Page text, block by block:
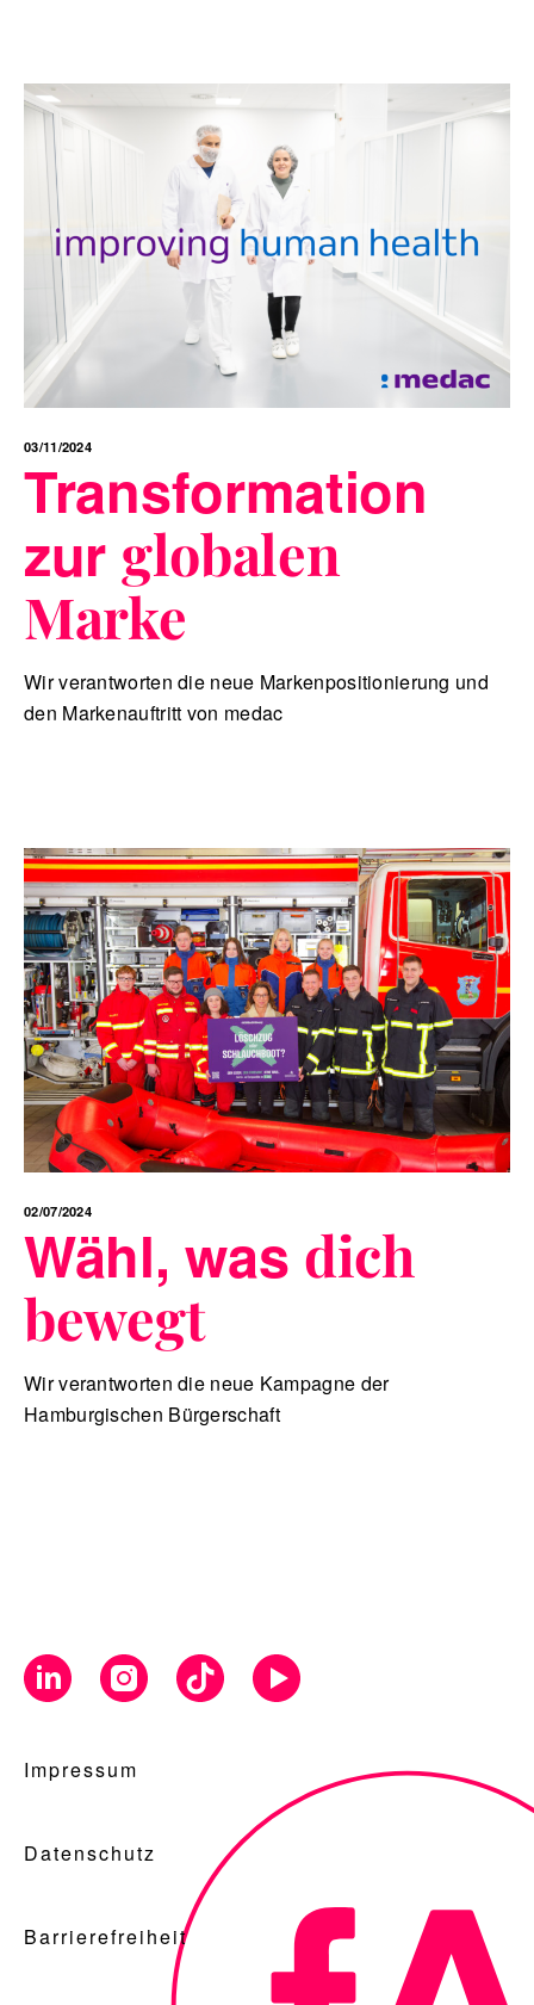
03/11/2024
Transformation
zur globalen
Marke
Wir verantworten die neue Markenpositionierung und
den Markenauftritt von medac
02/07/2024
Wähl, was dich
bewegt
Wir verantworten die neue Kampagne der
Hamburgischen Bürgerschaft
Impressum
Datenschutz
Barrierefreiheit